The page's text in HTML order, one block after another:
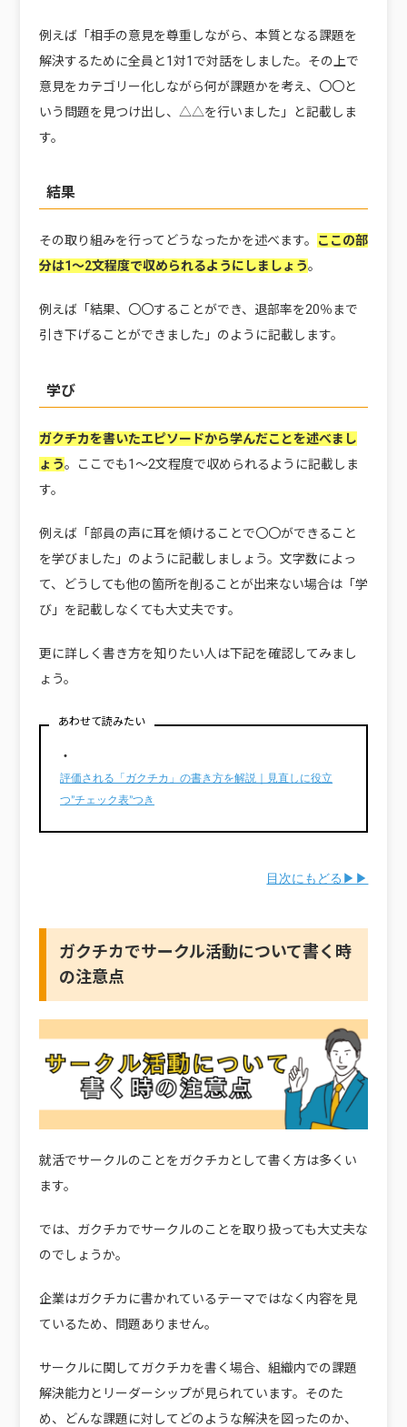
例えば「相手の意見を尊重しながら、本質となる課題を
解決するために全員と1対1で対話をしました。その上で
意見をカテゴリー化しながら何が課題かを考え、〇〇と
いう問題を見つけ出し、△△を行いました」と記載しま
す。
結果
その取り組みを行ってどうなったかを述べます。
ここの部
分は1～2文程度で収められるようにしましょう。
例えば「結果、〇〇することができ、退部率を20％まで
引き下げることができました」のように記載します。
学び
ガクチカを書いたエピソードから学んだことを述べまし
ょう。ここでも1～2文程度で収められるように記載しま
す。
例えば「部員の声に耳を傾けることで〇〇ができること
を学びました」のように記載しましょう。文字数によっ
て、どうしても他の箇所を削ることが出来ない場合は「学
び」を記載しなくても大丈夫です。
更に詳しく書き方を知りたい人は下記を確認してみまし
ょう。
あわせて読みたい
・
評価される「ガクチカ」の書き方を解説｜見直しに役立
つ”チェック表”つき
目次にもどる▶▶
ガクチカでサークル活動について書く時
の注意点
就活でサークルのことをガクチカとして書く方は多くい
ます。
では、ガクチカでサークルのことを取り扱っても大丈夫な
のでしょうか。
企業はガクチカに書かれているテーマではなく内容を見
ているため、問題ありません。
サークルに関してガクチカを書く場合、組織内での課題
解決能力とリーダーシップが見られています。そのた
め、どんな課題に対してどのような解決を図ったのか、